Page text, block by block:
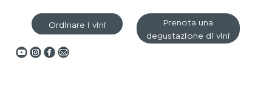
Ordinare i vini
Prenota una
degustazione di vini